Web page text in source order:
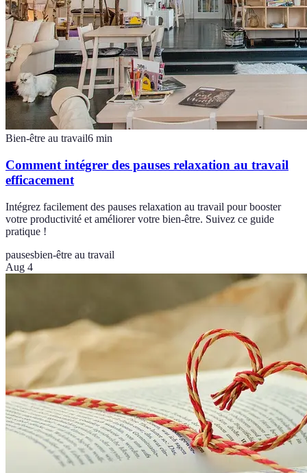
Bien-être au travail6 min
Comment intégrer des pauses relaxation au travail
efficacement
Intégrez facilement des pauses relaxation au travail pour booster
votre productivité et améliorer votre bien-être. Suivez ce guide
pratique !
pausesbien-être au travail
Aug 4